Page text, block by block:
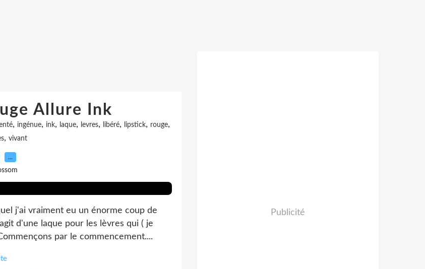
Allure Ink
, ingénue, ink, laque, levres, libéré, lipstick, rouge,
, vivant
…
j'ai vraiment eu un énorme coup de
d'une laque pour les lèvres qui ( je
par le commencement....
Publicité